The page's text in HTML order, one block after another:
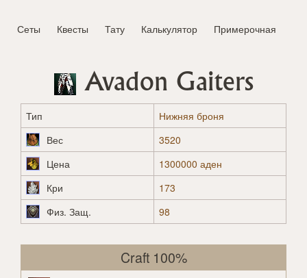
Сеты Квесты Тату Калькулятор Примерочная
Avadon Gaiters
Тип
Нижняя броня
Вес
3520
Цена
1300000 аден
Кри
173
Физ. Защ.
98
Craft 100%